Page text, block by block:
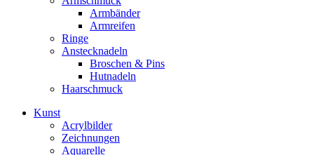
Armbänder
Armreifen
Ringe
Anstecknadeln
Broschen & Pins
Hutnadeln
Haarschmuck
Kunst
Acrylbilder
Zeichnungen
Aquarelle